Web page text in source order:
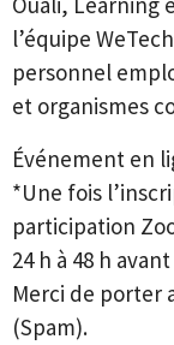
l’équipe
personnel
et organismes
Événement en
*Une fois
participation
24 h à 48 h
Merci de porter
(Spam).